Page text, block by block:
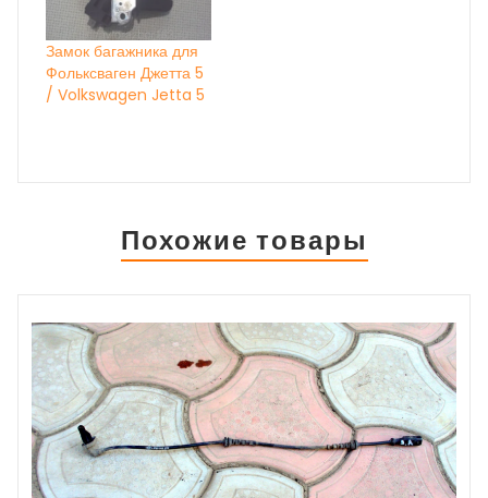
Замок багажника для
Фольксваген Джетта 5
/ Volkswagen Jetta 5
Похожие товары